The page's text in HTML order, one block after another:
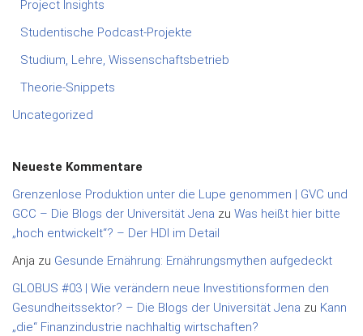
Project Insights
Studentische Podcast-Projekte
Studium, Lehre, Wissenschaftsbetrieb
Theorie-Snippets
Uncategorized
Neueste Kommentare
Grenzenlose Produktion unter die Lupe genommen | GVC und
GCC – Die Blogs der Universität Jena zu Was heißt hier bitte
„hoch entwickelt“? – Der HDI im Detail
Anja zu Gesunde Ernährung: Ernährungsmythen aufgedeckt
GLOBUS #03 | Wie verändern neue Investitionsformen den
Gesundheitssektor? – Die Blogs der Universität Jena zu Kann
„die“ Finanzindustrie nachhaltig wirtschaften?